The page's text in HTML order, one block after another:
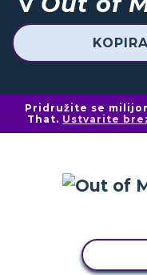
Pridružite se
That. Ustvarite